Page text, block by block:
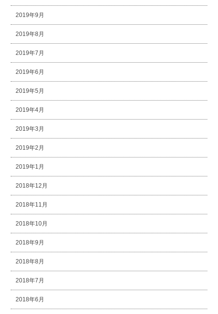
2019年9月
2019年8月
2019年7月
2019年6月
2019年5月
2019年4月
2019年3月
2019年2月
2019年1月
2018年12月
2018年11月
2018年10月
2018年9月
2018年8月
2018年7月
2018年6月